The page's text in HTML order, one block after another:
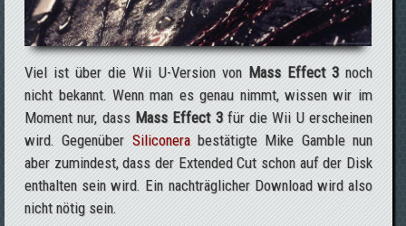
Viel ist über die Wii U-Version vonMass Effect 3noch
nicht bekannt. Wenn man es genau nimmt, wissen wir im
Moment nur, dassMass Effect 3für die Wii U erscheinen
wird. GegenüberSiliconerabestätigte Mike Gamble nun
aber zumindest, dass der Extended Cut schon auf der Disk
enthalten sein wird. Ein nachträglicher Download wird also
nicht nötig sein.